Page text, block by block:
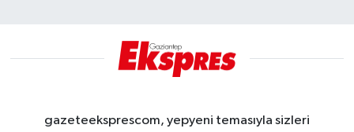
gazeteeksprescom, yepyeni temasıyla sizleri